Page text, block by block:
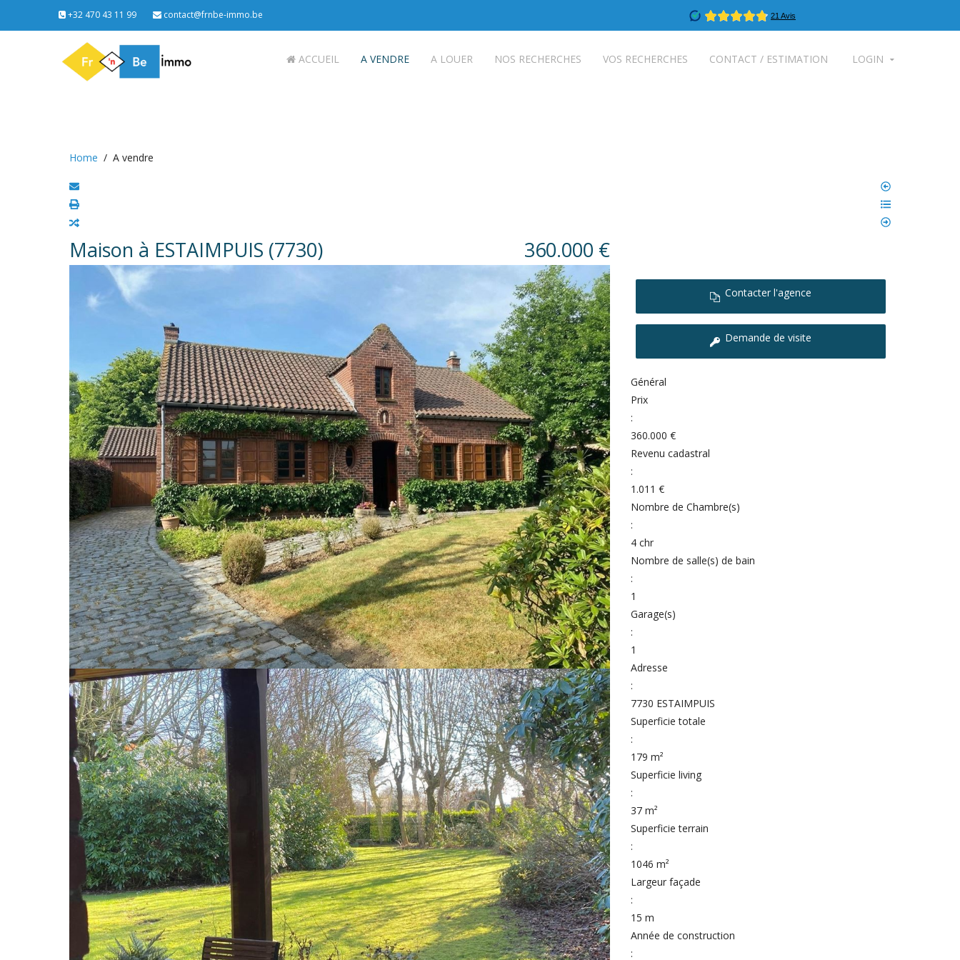
+32 470 43 11 99 contact@frnbe-immo.be
ACCUEIL A VENDRE A LOUER NOS RECHERCHES VOS RECHERCHES CONTACT / ESTIMATION LOGIN
Home A vendre
Maison à ESTAIMPUIS (7730) 360.000 €
Contacter l'agence
Demande de visite
Général
Prix
:
360.000 €
Revenu cadastral
:
1.011 €
Nombre de Chambre(s)
:
4 chr
Nombre de salle(s) de bain
:
1
Garage(s)
:
1
Adresse
:
7730 ESTAIMPUIS
Superficie totale
:
179 m²
Superficie living
:
37 m²
Superficie terrain
:
1046 m²
Largeur façade
:
15 m
Année de construction
: